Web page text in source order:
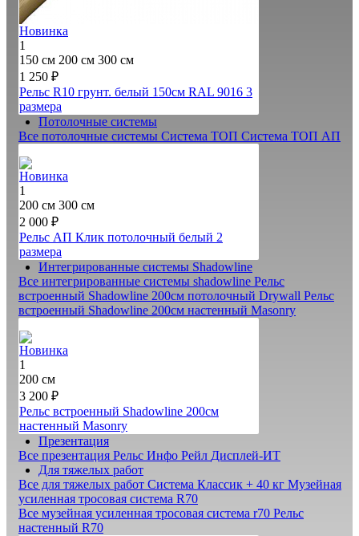
Новинка
1
150 см 200 см 300 см
1 250 ₽
Рельс R10 грунт. белый 150см RAL 9016 3
размера
Потолочные системы
Все потолочные системы Система ТОП Система ТОП АП
Новинка
1
200 см 300 см
2 000 ₽
Рельс АП Клик потолочный белый 2
размера
Интегрированные системы Shadowline
Все интегрированные системы shadowline Рельс
встроенный Shadowline 200см потолочный Drywall Рельс
встроенный Shadowline 200см настенный Masonry
Новинка
1
200 см
3 200 ₽
Рельс встроенный Shadowline 200см
настенный Masonry
Презентация
Все презентация Рельс Инфо Рейл Дисплей-ИТ
Для тяжелых работ
Все для тяжелых работ Система Классик + 40 кг Музейная
усиленная тросовая система R70
Все музейная усиленная тросовая система r70 Рельс
настенный R70